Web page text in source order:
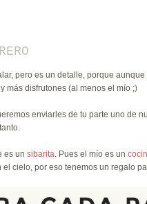
pero es un detalle, porque
más disfrutones (al menos el mío ;)
enviarles de tu parte uno de
es un sibarita. Pues el mío es un
cielo, por eso tenemos un regalo